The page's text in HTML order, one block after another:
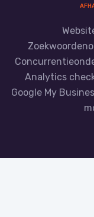
Analytics
Google My